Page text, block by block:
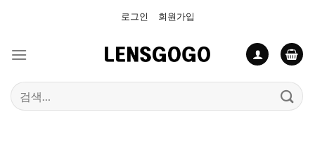
로그인 회원가입
검
색: